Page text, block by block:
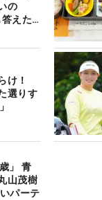
の
えた
け！
選りす
」 青
山茂樹
パーテ